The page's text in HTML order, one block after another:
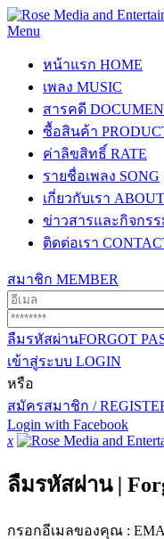
Menu
หน้าแรก HOME
เพลง MUSIC
สารคดี
ซื้อสินค้า
ค่าลิขสิทธิ์ RATE
รายชื่อเพลง SONG
เกี่ยวกับเรา
ข่าวสารและกิจกรร
ติดต่อเรา
สมาชิก MEMBER
ลืมรหัสผ่านFORGOT
เข้าสู่ระบบ LOGIN
หรือ
สมัครสมาชิก /
Login with Facebook
x
ลืมรหัสผ่าน |
กรอกอีเมลของคุณ :